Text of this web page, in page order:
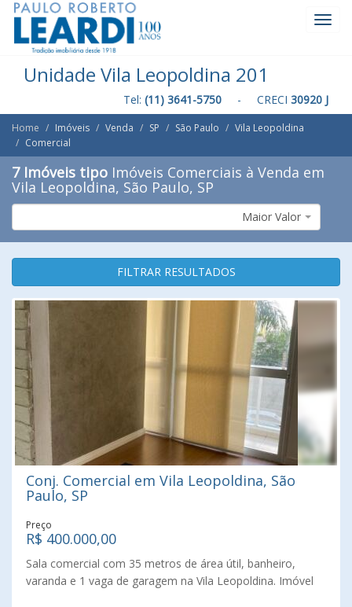
Unidade Vila Leopoldina 201
Tel: (11) 3641-5750 - CRECI 30920 J
Home Imóveis Venda SP São Paulo
Vila Leopoldina
Comercial
7 Imóveis tipo Imóveis Comerciais à Venda em
Vila Leopoldina, São Paulo, SP
Maior Valor
FILTRAR RESULTADOS
Conj. Comercial em Vila Leopoldina, São
Paulo, SP
Preço
R$ 400.000,00
Sala comercial com 35 metros de área útil, banheiro,
varanda e 1 vaga de garagem na Vila Leopoldina. Imóvel